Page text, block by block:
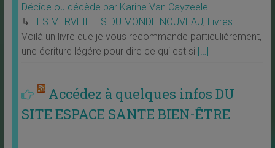
Décide ou décède par Karine Van Cayzeele
↳ LES MERVEILLES DU MONDE NOUVEAU, Livres
Voilà un livre que je vous recommande particulièrement,
une écriture légére pour dire ce qui est si […]
Accédez à quelques infos DU
SITE ESPACE SANTE BIEN-ÊTRE